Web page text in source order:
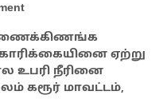
ஆணைக்கிணங்க
ஏற்று
உபரி நீரினை
கரூர் மாவட்டம்,